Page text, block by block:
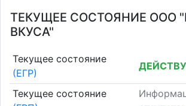
ТЕКУЩЕЕ СОСТОЯНИЕ ООО
ВКУСА"
Текущее состояние
(ЕГР)
Текущее состояние